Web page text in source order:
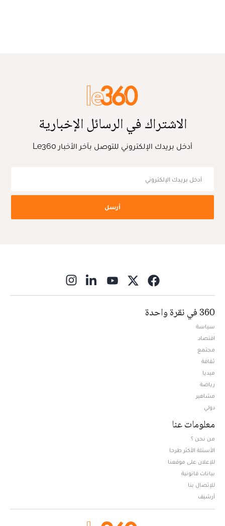
الاشتراك في الرسائل الإخبارية
أدخل بريدك الإلكتروني للتوصل بآخر الأخبار Le360
أرسل
360 في نقرة واحدة
سياسة
اقتصاد
مجتمع
ثقافة
ميديا
رياضة
مشاهير
دولي
معلومات عنا
من نحن ؟
الأسئلة الأكثر طرحا
للإعلان على موقعنا
بيانات قانونية
للإتصال بنا
أرشيف